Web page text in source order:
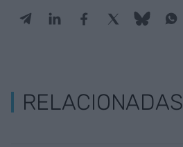
RELACIONADAS